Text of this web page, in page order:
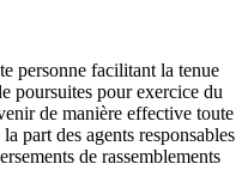
personne facilitant la tenue
poursuites pour exercice du
de manière effective toute
part des agents responsables
de rassemblements